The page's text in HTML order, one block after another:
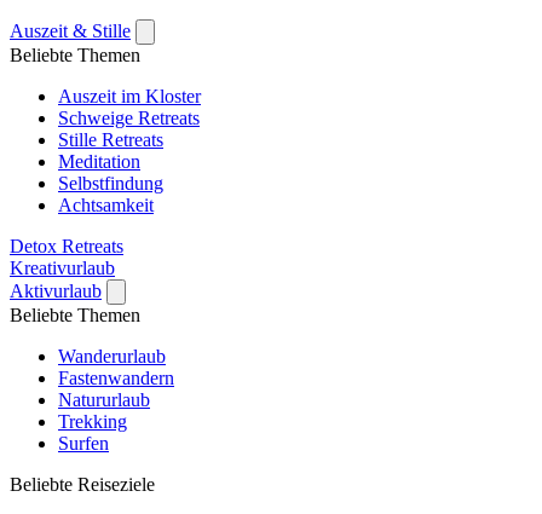
Auszeit & Stille
Beliebte Themen
Auszeit im Kloster
Schweige Retreats
Stille Retreats
Meditation
Selbstfindung
Achtsamkeit
Detox Retreats
Kreativurlaub
Aktivurlaub
Beliebte Themen
Wanderurlaub
Fastenwandern
Natururlaub
Trekking
Surfen
Beliebte Reiseziele